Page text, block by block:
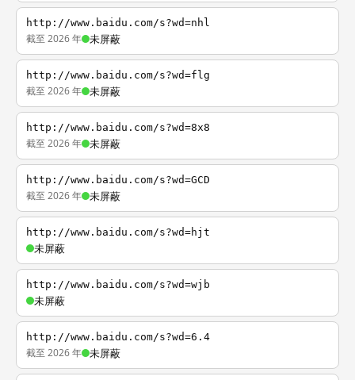
http://www.baidu.com/s?wd=nhl
截至 2026 年 未屏蔽
http://www.baidu.com/s?wd=flg
截至 2026 年 未屏蔽
http://www.baidu.com/s?wd=8x8
截至 2026 年 未屏蔽
http://www.baidu.com/s?wd=GCD
截至 2026 年 未屏蔽
http://www.baidu.com/s?wd=hjt
未屏蔽
http://www.baidu.com/s?wd=wjb
未屏蔽
http://www.baidu.com/s?wd=6.4
截至 2026 年 未屏蔽